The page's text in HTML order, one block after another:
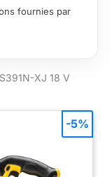
fournies par
XJ 18 V
-5%